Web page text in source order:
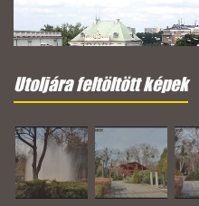
Utoljára feltöltött képek